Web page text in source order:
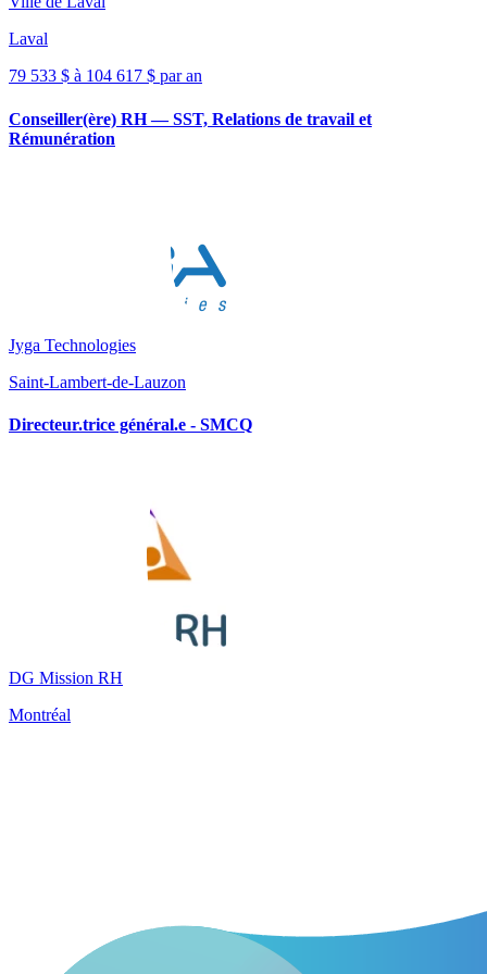
Laval
79 533 $ à 104 617 $ par an
Conseiller(ère) RH — SST, Relations de travail et
Rémunération
Jyga Technologies
Saint-Lambert-de-Lauzon
Directeur.trice général.e - SMCQ
DG Mission RH
Montréal